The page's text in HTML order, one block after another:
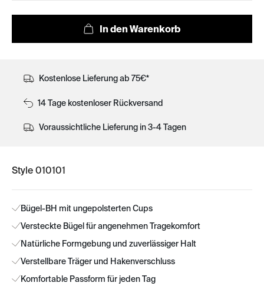
Kostenlose Lieferung ab 75€*
14 Tage kostenloser Rückversand
Voraussichtliche Lieferung in 3-4 Tagen
Style 010101
Bügel-BH mit ungepolsterten Cups
Versteckte Bügel für angenehmen Tragekomfort
Natürliche Formgebung und zuverlässiger Halt
Verstellbare Träger und Hakenverschluss
Komfortable Passform für jeden Tag